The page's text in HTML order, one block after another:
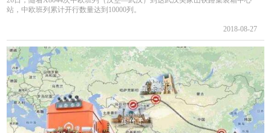
站，中欧班列累计开行数量达到10000列。
2018-08-27